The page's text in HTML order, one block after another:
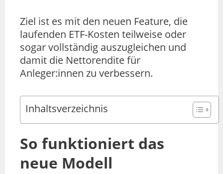
Ziel ist es mit den neuen Feature, die
laufenden ETF-Kosten teilweise oder
sogar vollständig auszugleichen und
damit die Nettorendite für
Anleger:innen zu verbessern.
Inhaltsverzeichnis
So funktioniert das
neue Modell